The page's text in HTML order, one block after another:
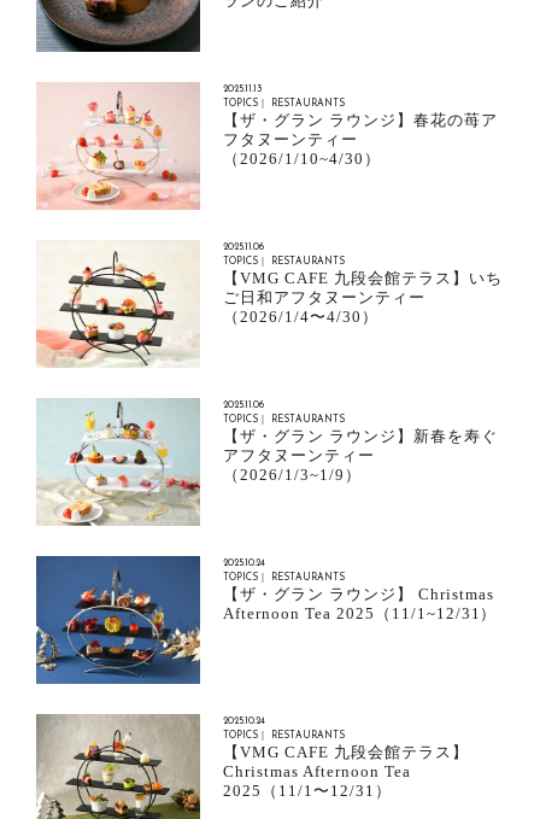
2025.11.13
TOPICS｜ RESTAURANTS
【ザ・グラン ラウンジ】春花の苺ア
フタヌーンティー
（2026/1/10~4/30）
2025.11.06
TOPICS｜ RESTAURANTS
【VMG CAFE 九段会館テラス】いち
ご日和アフタヌーンティー
（2026/1/4〜4/30）
2025.11.06
TOPICS｜ RESTAURANTS
【ザ・グラン ラウンジ】新春を寿ぐ
アフタヌーンティー
（2026/1/3~1/9）
2025.10.24
TOPICS｜ RESTAURANTS
【ザ・グラン ラウンジ】 Christmas
Afternoon Tea 2025（11/1~12/31）
2025.10.24
TOPICS｜ RESTAURANTS
【VMG CAFE 九段会館テラス】
Christmas Afternoon Tea
2025（11/1〜12/31）